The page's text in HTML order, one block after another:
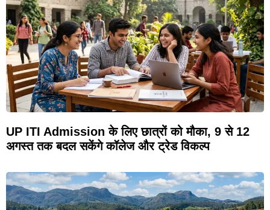
UP ITI Admission के लिए छात्रों को मौका, 9 से 12
अगस्त तक बदल सकेंगे कॉलेज और ट्रेड विकल्प